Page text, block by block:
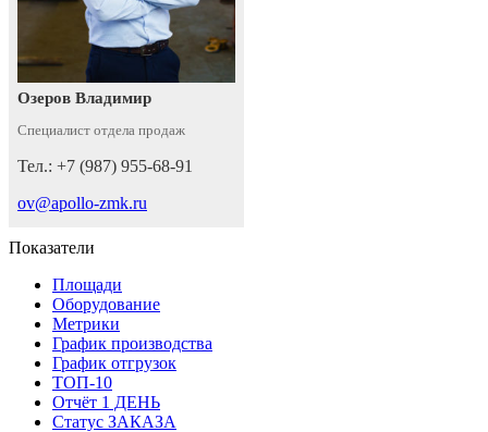
Озеров Владимир
Специалист отдела продаж
Тел.: +7 (987) 955-68-91
ov@apollo-zmk.ru
Показатели
Площади
Оборудование
Метрики
График производства
График отгрузок
ТОП-10
Отчёт 1 ДЕНЬ
Статус ЗАКАЗА